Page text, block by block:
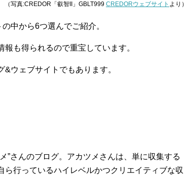
（写真:CREDOR 「叡智II」GBLT999 CREDORウェブサイト より）
中から6つ選んでご紹介。
も得られるので重宝しています。
ウェブサイトでもあります。
”さんのブログ。アカツメさんは、単に収集する
行っているハイレベルかつクリエイティブな収